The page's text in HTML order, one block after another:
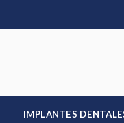
IMPLANTES